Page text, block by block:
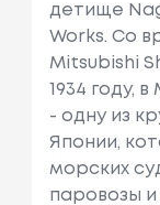
детище
Works. Со
Mitsubishi
1934 году,
- одну из
Японии,
морских
паровозы и